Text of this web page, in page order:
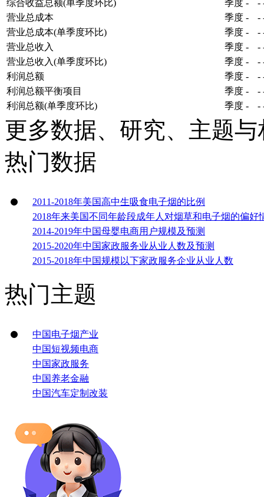
综合收益总额(单季度环比)
季度 - -
营业总成本
季度 - -
营业总成本(单季度环比)
季度 - -
营业总收入
季度 - -
营业总收入(单季度环比)
季度 - -
利润总额
季度 - -
利润总额平衡项目
季度 - -
利润总额(单季度环比)
季度 - -
更多数据、研究、主题
热门数据
2011-2018年美国高中生吸食电子烟的比例
2018年来美国不同年龄段成年人对烟草和电子烟的偏好
2014-2019年中国母婴电商用户规模及预测
2015-2020年中国家政服务业从业人数及预测
2015-2018年中国规模以下家政服务企业从业人数
热门主题
中国电子烟产业
中国短视频电商
中国家政服务
中国养老金融
中国汽车定制改装